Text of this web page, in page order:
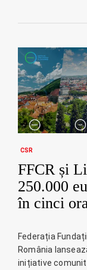
CSR
FFCR și
250.000
în cinci
Federația
România
inițiative